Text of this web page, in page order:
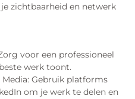
zichtbaarheid en netwerk
voor een professioneel
werk toont.
Gebruik platforms
om je werk te delen en